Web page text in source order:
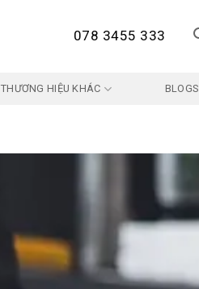
078 3455 333
THƯƠNG HIỆU KHÁC BLOGS